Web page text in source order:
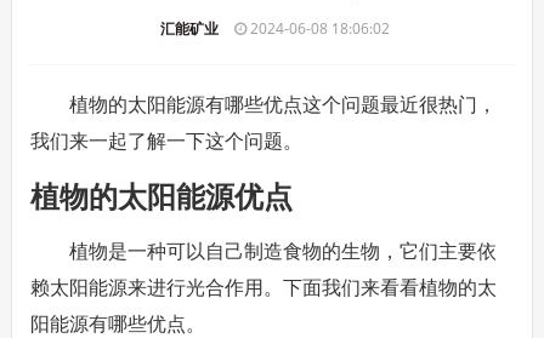
汇能矿业 2024-06-08 18:06:02
植物的太阳能源有哪些优点这个问题最近很热门，
我们来一起了解一下这个问题。
植物的太阳能源优点
植物是一种可以自己制造食物的生物，它们主要依
赖太阳能源来进行光合作用。下面我们来看看植物的太
阳能源有哪些优点。